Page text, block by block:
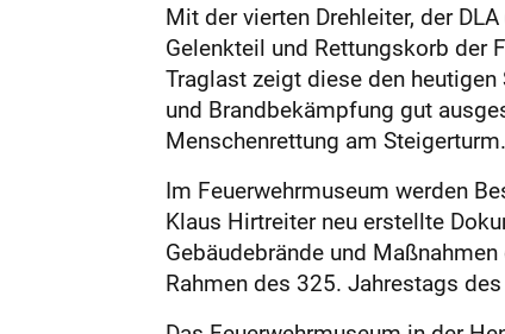
Mit der vierten Drehleiter, der
Gelenkteil und Rettungskorb der
Traglast zeigt diese den
und Brandbekämpfung gut
Menschenrettung am Steigerturm.
Im Feuerwehrmuseum werden
Klaus Hirtreiter neu erstellte
Gebäudebrände und
Rahmen des 325. Jahrestags